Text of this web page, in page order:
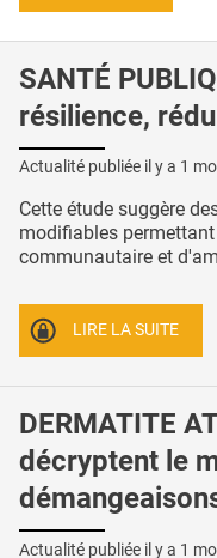
SANTÉ
résilience,
Actualité publiée il y a 1
Cette étude suggère
modifiables
communautaire et
LIRE LA SUITE
DERMATITE
décryptent le
Actualité publiée il y a 1